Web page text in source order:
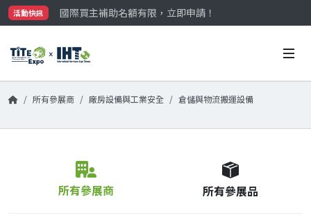
活動快訊
國際買主補助名額有限，立即申請！
參觀門票開放申請中‼️
國際買主補助名額有限，立即申請！
所有參展商 廠房設備與工業安全 倉儲與物流搬運設備
所有參展商 所有參展品